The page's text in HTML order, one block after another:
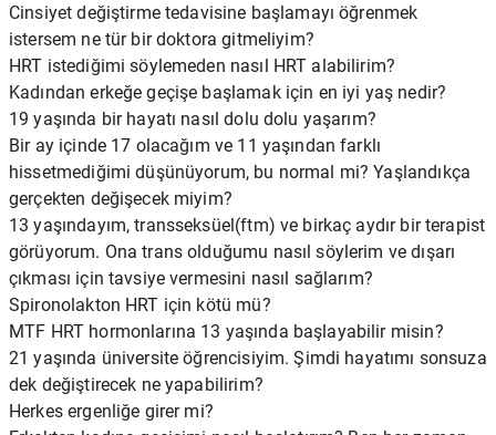
Cinsiyet değiştirme tedavisine başlamayı öğrenmek
istersem ne tür bir doktora gitmeliyim?
HRT istediğimi söylemeden nasıl HRT alabilirim?
Kadından erkeğe geçişe başlamak için en iyi yaş nedir?
19 yaşında bir hayatı nasıl dolu dolu yaşarım?
Bir ay içinde 17 olacağım ve 11 yaşından farklı
hissetmediğimi düşünüyorum, bu normal mi? Yaşlandıkça
gerçekten değişecek miyim?
13 yaşındayım, transseksüel(ftm) ve birkaç aydır bir terapist
görüyorum. Ona trans olduğumu nasıl söylerim ve dışarı
çıkması için tavsiye vermesini nasıl sağlarım?
Spironolakton HRT için kötü mü?
MTF HRT hormonlarına 13 yaşında başlayabilir misin?
21 yaşında üniversite öğrencisiyim. Şimdi hayatımı sonsuza
dek değiştirecek ne yapabilirim?
Herkes ergenliğe girer mi?